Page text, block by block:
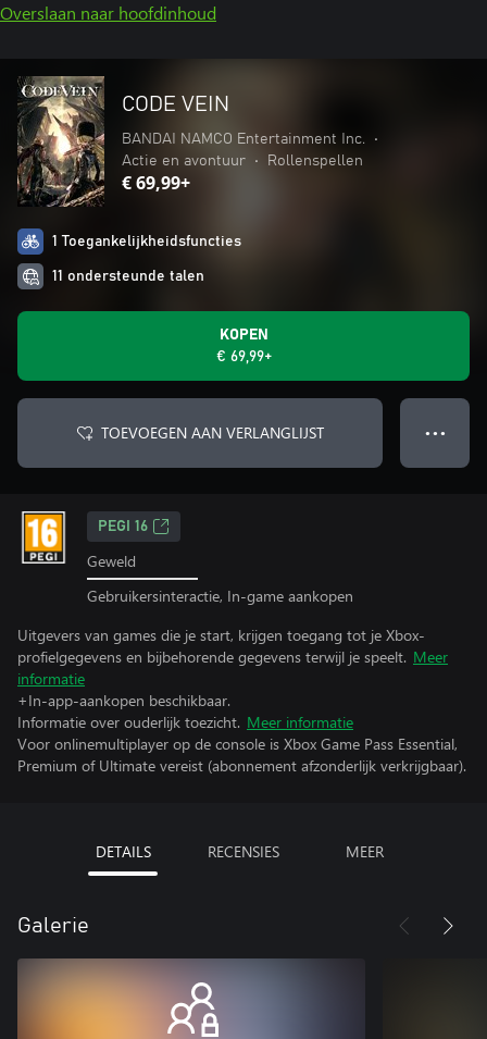
Overslaan naar hoofdinhoud
CODE VEIN
BANDAI NAMCO Entertainment Inc.
•
Actie en avontuur
• Rollenspellen
€ 69,99+
1 Toegankelijkheidsfuncties
11 ondersteunde talen
KOPEN
€ 69,99+
TOEVOEGEN AAN VERLANGLIJST ● ● ●
PEGI 16
Geweld
Gebruikersinteractie, In-game aankopen
Uitgevers van games die je start, krijgen toegang tot je Xbox-
profielgegevens en bijbehorende gegevens terwijl je speelt. Meer
informatie
+In-app-aankopen beschikbaar.
Informatie over ouderlijk toezicht. Meer informatie
Voor onlinemultiplayer op de console is Xbox Game Pass Essential,
Premium of Ultimate vereist (abonnement afzonderlijk verkrijgbaar).
DETAILS RECENSIES MEER
Galerie